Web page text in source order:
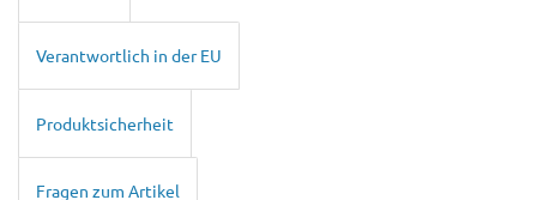
Verantwortlich in der EU
Produktsicherheit
Fragen zum Artikel